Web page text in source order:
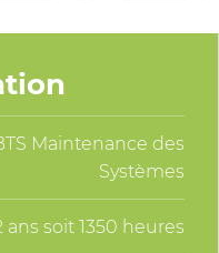
Maintenance des
Systèmes
ans soit 1350 heures